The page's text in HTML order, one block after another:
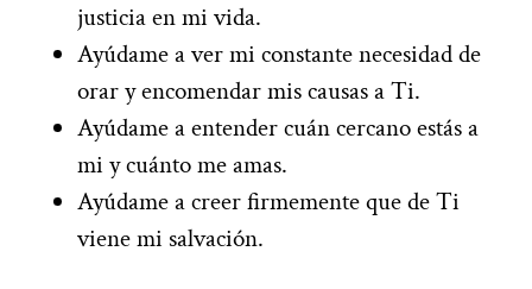
justicia en mi vida.
Ayúdame a ver mi constante necesidad de
orar y encomendar mis causas a Ti.
Ayúdame a entender cuán cercano estás a
mi y cuánto me amas.
Ayúdame a creer firmemente que de Ti
viene mi salvación.